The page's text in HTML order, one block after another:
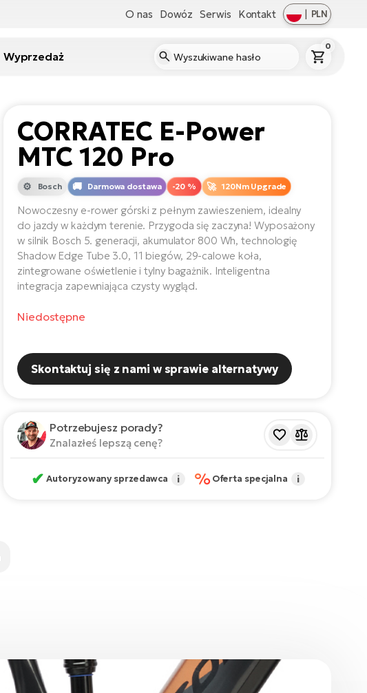
O nas Dowóz Serwis Kontakt | PLN
Wyprzedaż
0
CORRATEC E-Power
MTC 120 Pro
-20 %
Bosch 120Nm Upgrade
Darmowa dostawa
Nowoczesny e-rower górski z pełnym zawieszeniem, idealny
do jazdy w każdym terenie. Przygoda się zaczyna! Wyposażony
w silnik Bosch 5. generacji, akumulator 800 Wh, technologię
Shadow Edge Tube 3.0, 11 biegów, 29-calowe koła,
zintegrowane oświetlenie i tylny bagażnik. Inteligentna
integracja zapewniająca czysty wygląd.
Niedostępne
Skontaktuj się z nami w sprawie alternatywy
Potrzebujesz porady?
Znalazłeś lepszą cenę?
✔ Autoryzowany sprzedawca i %Oferta specjalna i